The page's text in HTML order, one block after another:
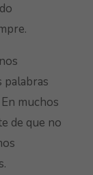
palabras
muchos
de que no